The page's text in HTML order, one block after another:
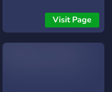
encore ! Tout ça pour vous
dire de rejoindre notre
Visit Page